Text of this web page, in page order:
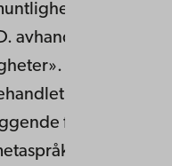
nært
avhandling:
Muntlighet er
ferdigheter,
og et